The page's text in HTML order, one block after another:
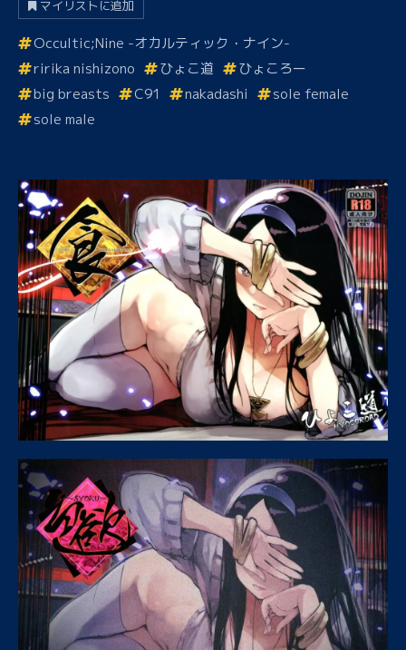
マイリストに追加
Occultic;Nine -オカルティック・ナイン-
ririka nishizono
ひょこ道
ひょころー
big breasts
C91 nakadashi
sole female
sole male